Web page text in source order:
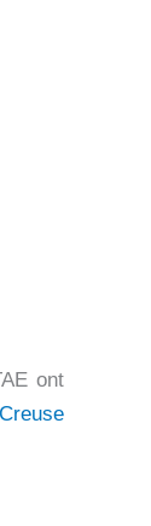
ont
Creuse